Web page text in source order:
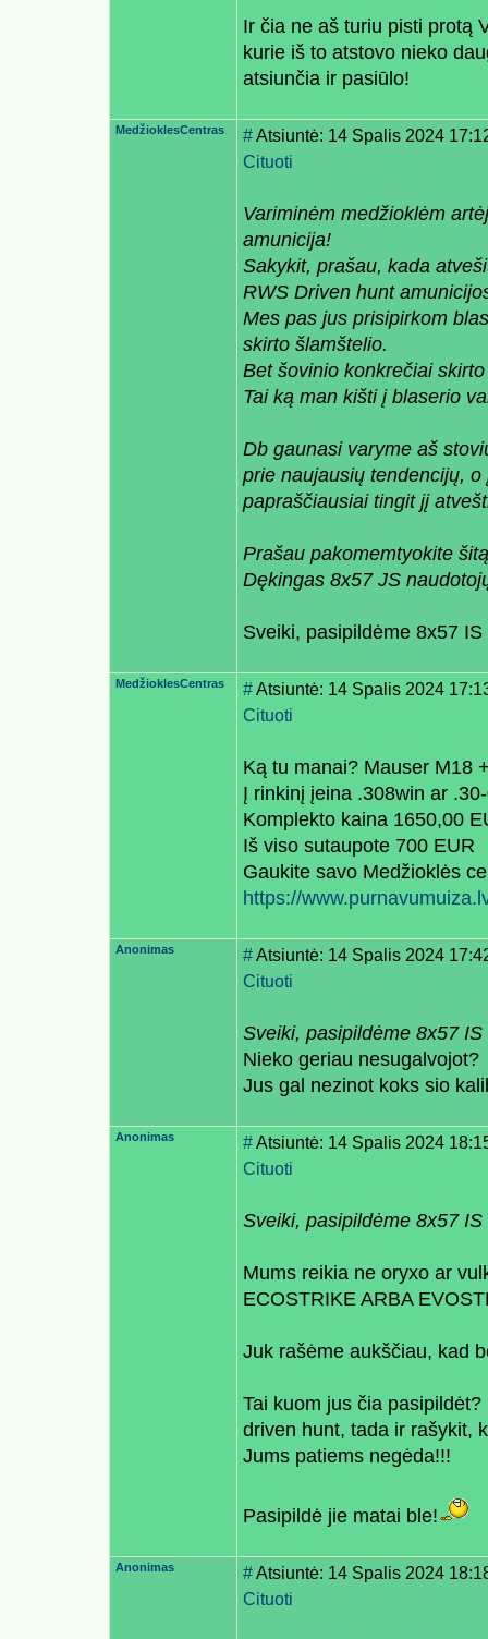
Ir čia ne aš turiu pisti protą
kurie iš to atstovo nieko
atsiunčia ir pasiūlo!
MedžioklesCentras #Atsiuntė: 14 Spalis 2024
Cituoti
Variminėm medžioklėm
amunicija!
Sakykit, prašau, kada
RWS Driven hunt
Mes pas jus prisipirkom
skirto šlamštelio.
Bet šovinio konkrečiai
Tai ką man kišti į blaserio
Db gaunasi varyme aš
prie naujausių tendencijų,
papraščiausiai tingit jį
Prašau pakomemtyokite
Dękingas 8x57 JS
Sveiki, pasipildėme 8x57
MedžioklesCentras #Atsiuntė: 14 Spalis 2024
Cituoti
Ką tu manai? Mauser M18
Į rinkinį įeina .308win ar
Komplekto kaina 1650,00
Iš viso sutaupote 700 EUR
Gaukite savo Medžioklės
https://
Anonimas #Atsiuntė: 14 Spalis 2024
Cituoti
Sveiki, pasipildėme 8x57
Nieko geriau nesugalvojot?
Jus gal nezinot koks sio
Anonimas #Atsiuntė: 14 Spalis 2024
Cituoti
Sveiki, pasipildėme 8x57
Mums reikia ne oryxo ar
ECOSTRIKE ARBA
Juk rašėme aukščiau, kad
Tai kuom jus čia
driven hunt, tada ir rašykit,
Jums patiems negėda!!!
Pasipildė jie matai ble!
Anonimas #Atsiuntė: 14 Spalis 2024
Cituoti